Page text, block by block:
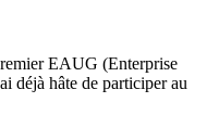
EAUG (Enterprise
déjà hâte de participer au